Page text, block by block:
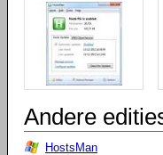
Andere
HostsMan